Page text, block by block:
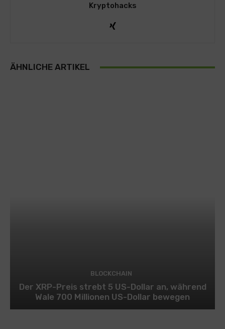
Kryptohacks
ÄHNLICHE ARTIKEL
BLOCKCHAIN
Der XRP-Preis strebt 5 US-Dollar an, während
Wale 700 Millionen US-Dollar bewegen